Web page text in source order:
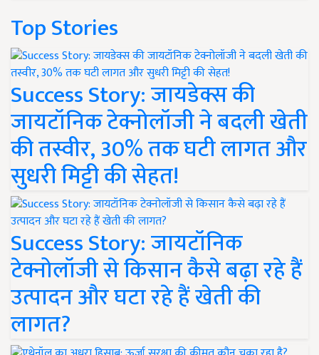
Top Stories
Success Story: जायडेक्स की
जायटॉनिक टेक्नोलॉजी ने बदली खेती
की तस्वीर, 30% तक घटी लागत और
सुधरी मिट्टी की सेहत!
Success Story: जायटॉनिक
टेक्नोलॉजी से किसान कैसे बढ़ा रहे हैं
उत्पादन और घटा रहे हैं खेती की
लागत?